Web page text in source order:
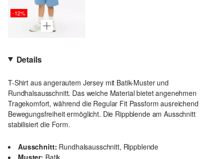
-12%
Details
T-Shirt aus angerautem Jersey mit Batik-Muster und
Rundhalsausschnitt. Das weiche Material bietet angenehmen
Tragekomfort, während die Regular Fit Passform ausreichend
Bewegungsfreiheit ermöglicht. Die Rippblende am Ausschnitt
stabilisiert die Form.
Ausschnitt: Rundhalsausschnitt, Rippblende
Muster: Batik